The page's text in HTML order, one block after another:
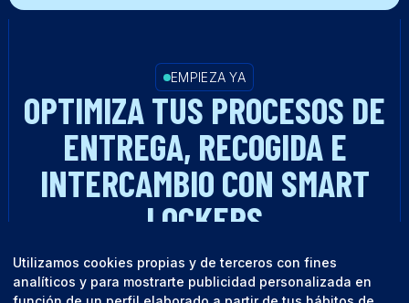
EMPIEZA YA
OPTIMIZA TUS PROCESOS DE
ENTREGA, RECOGIDA E
INTERCAMBIO CON SMART
LOCKERS
HABLA CON UN EXPERTO
Utilizamos cookies propias y de terceros con fines
analíticos y para mostrarte publicidad personalizada en